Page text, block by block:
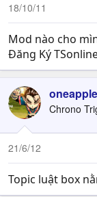
18/10/11
Mod nào cho
Đăng Ký
oneapple
Chrono
21/6/12
Topic luật box